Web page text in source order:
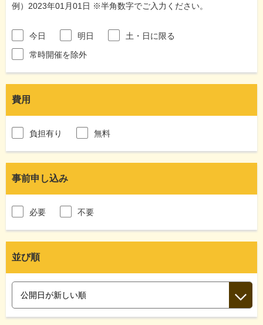
例）2023年01月01日 ※半角数字でご入力ください。
今日 明日
土・日に限る
常時開催を除外
費用
負担有り 無料
事前申し込み
必要 不要
並び順